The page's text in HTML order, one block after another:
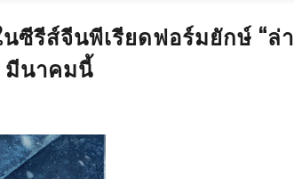
นซีรีส์จีนพีเรียดฟอร์มยักษ์ “ล่า
มีนาคมนี้